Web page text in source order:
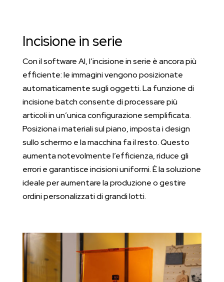
Incisione in serie
Con il software AI, l’incisione in serie è ancora più
efficiente: le immagini vengono posizionate
automaticamente sugli oggetti. La funzione di
incisione batch consente di processare più
articoli in un’unica configurazione semplificata.
Posiziona i materiali sul piano, imposta i design
sullo schermo e la macchina fa il resto. Questo
aumenta notevolmente l’efficienza, riduce gli
errori e garantisce incisioni uniformi. È la soluzione
ideale per aumentare la produzione o gestire
ordini personalizzati di grandi lotti.